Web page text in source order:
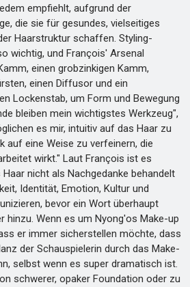
empfiehlt, aufgrund der
die sie für gesundes, vielseitiges
Haarstruktur schaffen. Styling-
wichtig, und François' Arsenal
einen grobzinkigen Kamm,
einen Diffusor und ein
Lockenstab, um Form und Bewegung
bleiben mein wichtigstes Werkzeug",
es mir, intuitiv auf das Haar zu
auf eine Weise zu verfeinern, die
wirkt." Laut François ist es
nicht als Nachgedanke behandelt
Identität, Emotion, Kultur und
bevor ein Wort überhaupt
hinzu. Wenn es um Nyong'os Make-up
er immer sicherstellen möchte, dass
der Schauspielerin durch das Make-
selbst wenn es super dramatisch ist.
schwerer, opaker Foundation oder zu